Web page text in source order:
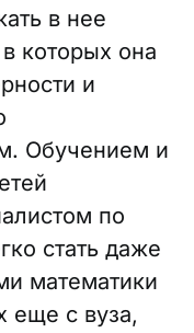
в нее
которых она
и
Обучением и
по
стать даже
математики
еще с вуза,